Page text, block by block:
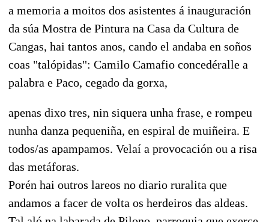
a memoria a moitos dos asistentes á inauguración
da súa Mostra de Pintura na Casa da Cultura de
Cangas, hai tantos anos, cando el andaba en soños
coas "talópidas": Camilo Camafio concedéralle a
palabra e Paco, cegado da gorxa,
apenas dixo tres, nin siquera unha frase, e rompeu
nunha danza pequeniña, en espiral de muiñeira. E
todos/as apampamos. Velaí a provocación ou a risa
das metáforas.
Porén hai outros lareos no diario ruralita que
andamos a facer de volta os herdeiros das aldeas.